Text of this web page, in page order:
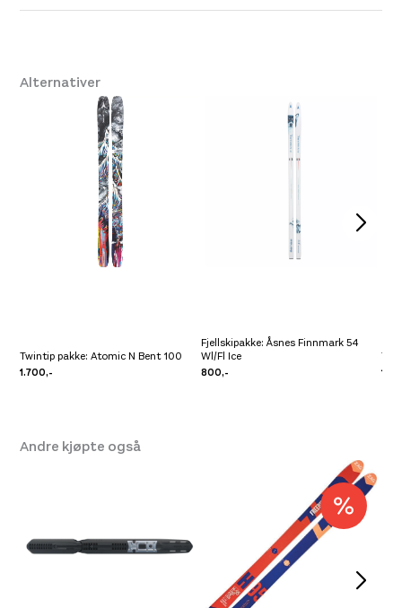
Farge Svart
Leverandør
Alternativer
Twintip pakke: Atomic N Bent 100
1.700,-
Fjellskipakke: Åsnes Finnmark 54
Wl/Fl Ice
800,-
Andre kjøpte også